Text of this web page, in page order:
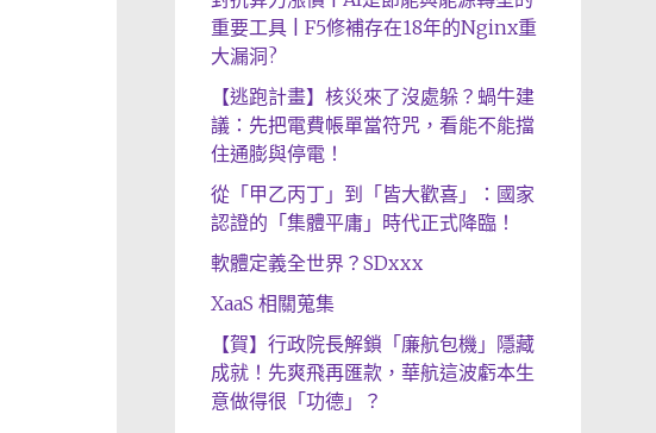
重要工具 | F5修補存在18年的Nginx重
大漏洞?
【逃跑計畫】核災來了沒處躲？蝸牛建
議：先把電費帳單當符咒，看能不能擋
住通膨與停電！
從「甲乙丙丁」到「皆大歡喜」：國家
認證的「集體平庸」時代正式降臨！
軟體定義全世界？SDxxx
XaaS 相關蒐集
【賀】行政院長解鎖「廉航包機」隱藏
成就！先爽飛再匯款，華航這波虧本生
意做得很「功德」？